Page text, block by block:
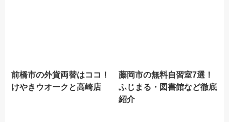
前橋市の外貨両替はココ！
けやきウオークと高崎店
藤岡市の無料自習室7選！
ふじまる・図書館など徹底
紹介